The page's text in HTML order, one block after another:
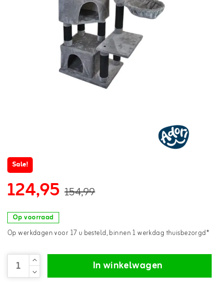
Sale!
124,95 154,99
Op voorraad
Op werkdagen voor 17 u besteld, binnen 1 werkdag thuisbezorgd*
In winkelwagen